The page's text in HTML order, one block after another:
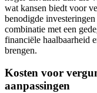
wat kansen biedt voor
benodigde
combinatie met een
financiële haalbaarheid
brengen.
Kosten voor
aanpassingen